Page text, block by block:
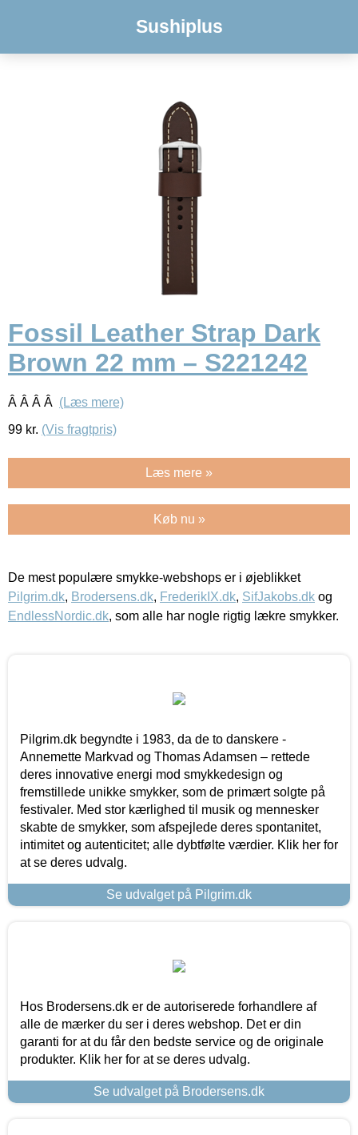
Sushiplus
Fossil Leather Strap Dark
Brown 22 mm – S221242
Â Â Â Â (Læs mere)
99 kr. (Vis fragtpris)
Læs mere »
Køb nu »
De mest populære smykke-webshops er i øjeblikket
Pilgrim.dk, Brodersens.dk, FrederikIX.dk, SifJakobs.dk og
EndlessNordic.dk, som alle har nogle rigtig lækre smykker.
Pilgrim.dk begyndte i 1983, da de to danskere -
Annemette Markvad og Thomas Adamsen – rettede
deres innovative energi mod smykkedesign og
fremstillede unikke smykker, som de primært solgte på
festivaler. Med stor kærlighed til musik og mennesker
skabte de smykker, som afspejlede deres spontanitet,
intimitet og autenticitet; alle dybtfølte værdier. Klik her for
at se deres udvalg.
Se udvalget på Pilgrim.dk
Hos Brodersens.dk er de autoriserede forhandlere af
alle de mærker du ser i deres webshop. Det er din
garanti for at du får den bedste service og de originale
produkter. Klik her for at se deres udvalg.
Se udvalget på Brodersens.dk